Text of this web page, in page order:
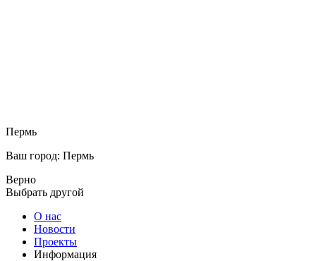
Пермь
Ваш город: Пермь
Верно
Выбрать другой
О нас
Новости
Проекты
Информация